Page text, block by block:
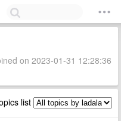
on 2023-01-31 12:28:36
list